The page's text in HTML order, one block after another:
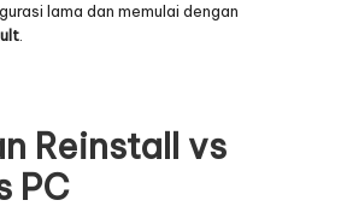
lama dan memulai dengan
.
Reinstall vs
PC